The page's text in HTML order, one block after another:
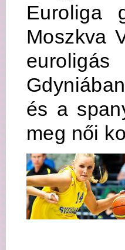
Euroliga
Moszkva
és a
meg női